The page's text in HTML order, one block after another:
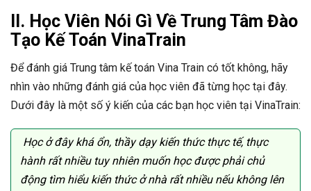
II. Học Viên Nói Gì Về Trung Tâm Đào
Tạo Kế Toán VinaTrain
Để đánh giá Trung tâm kế toán Vina Train có tốt không, hãy
nhìn vào những đánh giá của học viên đã từng học tại đây.
Dưới đây là một số ý kiến của các bạn học viên tại VinaTrain:
Học ở đây khá ổn, thầy dạy kiến thức thực tế, thực
hành rất nhiều tuy nhiên muốn học được phải chủ
động tìm hiểu kiến thức ở nhà rất nhiều nếu không lên